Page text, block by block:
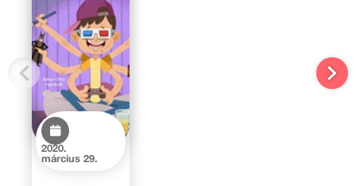
2020.
március 29.